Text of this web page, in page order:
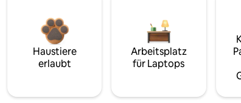
Haustiere
erlaubt
Arbeitsplatz
für Laptops